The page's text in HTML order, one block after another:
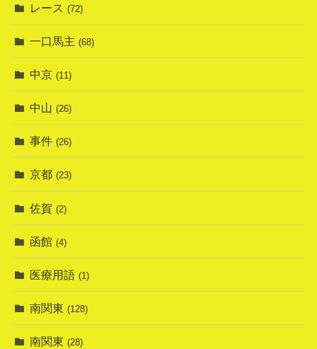
レース (72)
一口馬主 (68)
中京 (11)
中山 (26)
事件 (26)
京都 (23)
佐賀 (2)
函館 (4)
医療用語 (1)
南関東 (128)
南関東 (28)